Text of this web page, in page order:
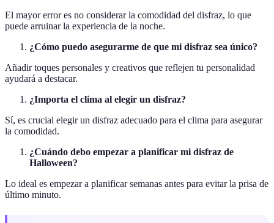
El mayor error es no considerar la comodidad del disfraz, lo que
puede arruinar la experiencia de la noche.
¿Cómo puedo asegurarme de que mi disfraz sea único?
Añadir toques personales y creativos que reflejen tu personalidad
ayudará a destacar.
¿Importa el clima al elegir un disfraz?
Sí, es crucial elegir un disfraz adecuado para el clima para asegurar
la comodidad.
¿Cuándo debo empezar a planificar mi disfraz de
Halloween?
Lo ideal es empezar a planificar semanas antes para evitar la prisa de
último minuto.